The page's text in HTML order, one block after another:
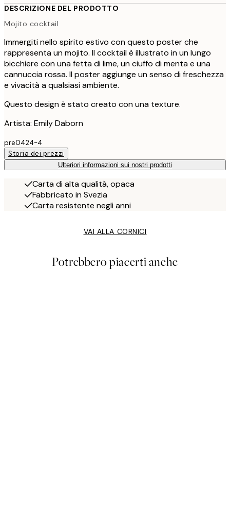
DESCRIZIONE DEL PRODOTTO
Mojito cocktail
Immergiti nello spirito estivo con questo poster che
rappresenta un mojito. Il cocktail è illustrato in un lungo
bicchiere con una fetta di lime, un ciuffo di menta e una
cannuccia rossa. Il poster aggiunge un senso di freschezza
e vivacità a qualsiasi ambiente.
Questo design è stato creato con una texture.
Artista: Emily Daborn
pre0424-4
Storia dei prezzi
Ulteriori informazioni sui nostri prodotti
Carta di alta qualità, opaca
Fabbricato in Svezia
Carta resistente negli anni
VAI ALLA CORNICI
Potrebbero piacerti anche